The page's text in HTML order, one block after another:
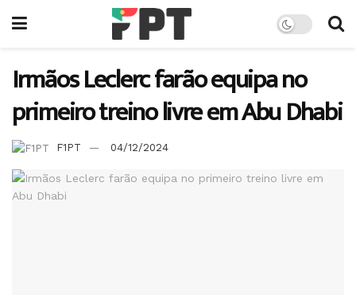
Irmãos Leclerc farão equipa no
primeiro treino livre em Abu Dhabi
F1PT 04/12/2024